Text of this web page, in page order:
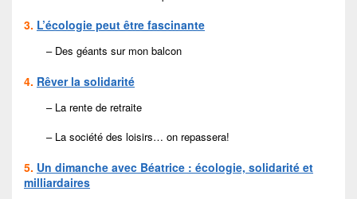
3. L’écologie peut être fascinante
– Des géants sur mon balcon
4. Rêver la solidarité
– La rente de retraite
– La société des loisirs… on repassera!
5. Un dimanche avec Béatrice : écologie, solidarité et
milliardaires